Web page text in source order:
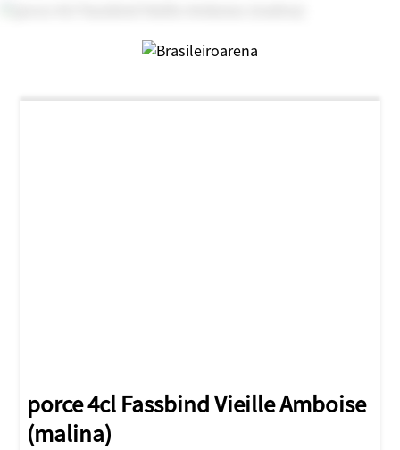
porce 4cl Fassbind Vieille Amboise
(malina)